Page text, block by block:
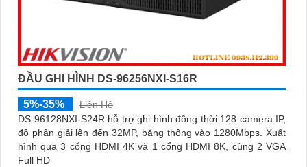
ĐẦU GHI HÌNH DS-96256NXI-S16R
5%-35%
Liên Hệ
DS-96128NXI-S24R hỗ trợ ghi hình đồng thời 128 camera IP,
độ phân giải lên đến 32MP, băng thông vào 1280Mbps. Xuất
hình qua 3 cổng HDMI 4K và 1 cổng HDMI 8K, cùng 2 VGA
Full HD